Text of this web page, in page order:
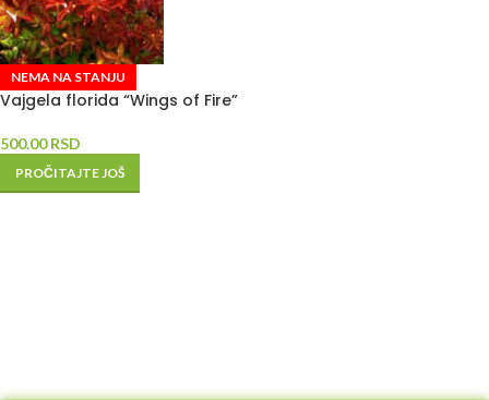
NEMA NA STANJU
Vajgela florida “Wings of Fire”
500.00RSD
PROČITAJTE JOŠ